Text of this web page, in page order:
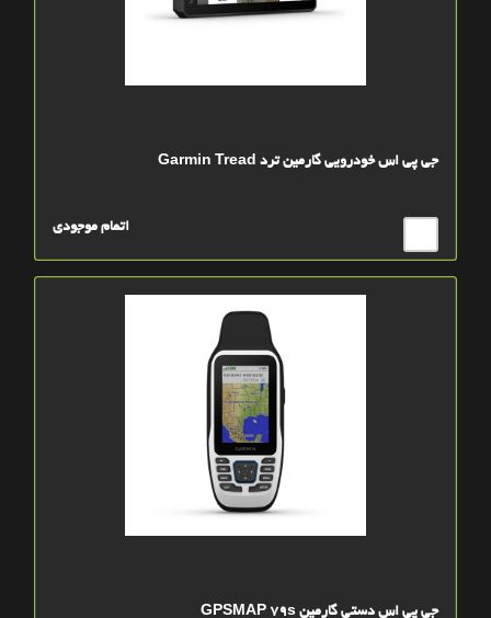
جي پي اس خودرويي گارمين ترد Garmin Tread
اتمام موجودی
جی پی اس دستی گارمین GPSMAP 79s